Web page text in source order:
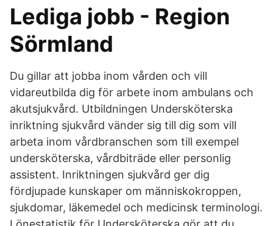
Lediga jobb - Region
Sörmland
Du gillar att jobba inom vården och vill
vidareutbilda dig för arbete inom ambulans och
akutsjukvård. Utbildningen Undersköterska
inriktning sjukvård vänder sig till dig som vill
arbeta inom vårdbranschen som till exempel
undersköterska, vårdbiträde eller personlig
assistent. Inriktningen sjukvård ger dig
fördjupade kunskaper om människokroppen,
sjukdomar, läkemedel och medicinsk terminologi.